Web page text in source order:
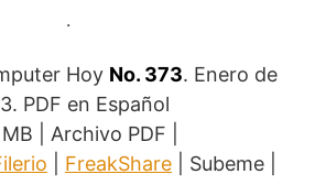
.
Hoy No. 373. Enero de
PDF en Español
| Archivo PDF |
FreakShare | Subeme |